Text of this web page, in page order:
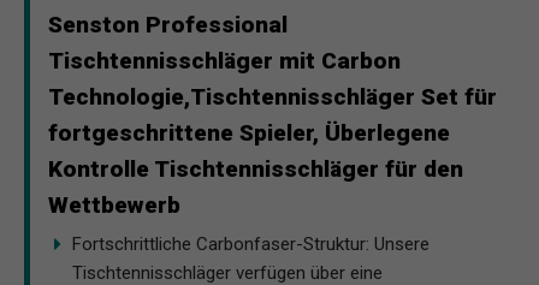
Senston Professional
Tischtennisschläger mit Carbon
Technologie,Tischtennisschläger Set für
fortgeschrittene Spieler, Überlegene
Kontrolle Tischtennisschläger für den
Wettbewerb
Fortschrittliche Carbonfaser-Struktur: Unsere
Tischtennisschläger verfügen über eine